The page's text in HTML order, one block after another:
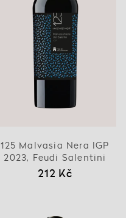
125 Malvasia Nera IGP
2023, Feudi Salentini
212 Kč